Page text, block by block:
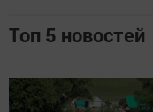
Топ 5 новостей